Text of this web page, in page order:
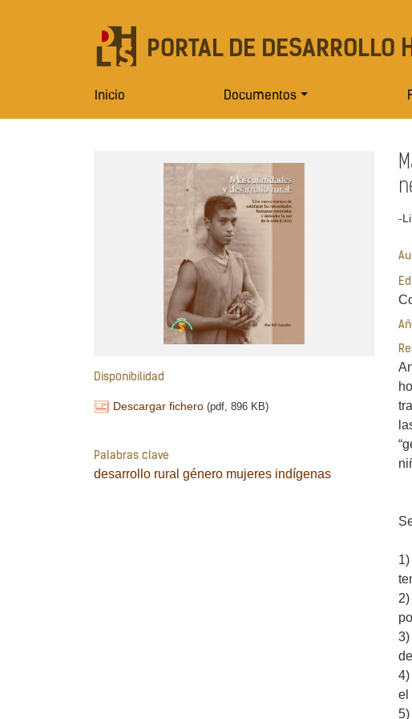
PORTAL DE DESARROLLO
Inicio Documentos
Disponibilidad
Descargar fichero (pdf, 896 KB)
Palabras clave
desarrollo rural género mujeres indígenas
-
2)
3)
4)
el
5)